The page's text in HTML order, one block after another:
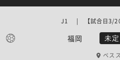
福岡 未定
J1 | 【試合日3/
ベス